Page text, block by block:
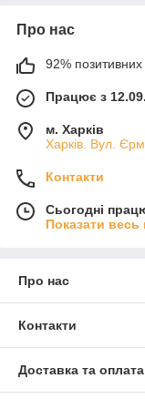
Про нас
92% позитивних
Працює з
м. Харків
Харків. Вул.
Контакти
Сьогодні
Показати весь
Про нас
Контакти
Доставка та оплата